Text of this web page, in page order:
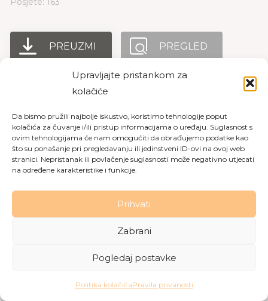
Upravljajte pristankom za
kolačiće
Da bismo pružili najbolje iskustvo, koristimo tehnologije poput
kolačića za čuvanje i/ili pristup informacijama o uređaju. Suglasnost s
ovim tehnologijama će nam omogućiti da obrađujemo podatke kao
što su ponašanje pri pregledavanju ili jedinstveni ID-ovi na ovoj web
stranici. Nepristanak ili povlačenje suglasnosti može negativno utjecati
na određene karakteristike i funkcije.
Prihvati
Zabrani
Pogledaj postavke
Politika kolačićaPravila privanosti
PREUZMI PREGLED
privatnosti |Politika kolačića
Made with love byGobo Digital